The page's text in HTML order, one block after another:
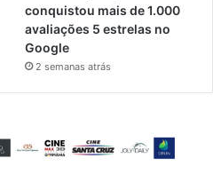
conquistou mais de 1.000
avaliações 5 estrelas no
Google
2 semanas atrás